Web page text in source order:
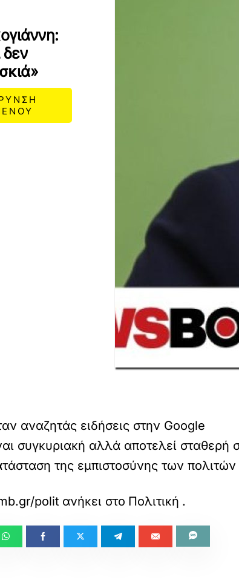
αναζητάς ειδήσεις στην Google
συγκυριακή αλλά αποτελεί σταθερή
της εμπιστοσύνης των
politikh/story/1741346/paraitisi-
ανήκει στο Πολιτική .